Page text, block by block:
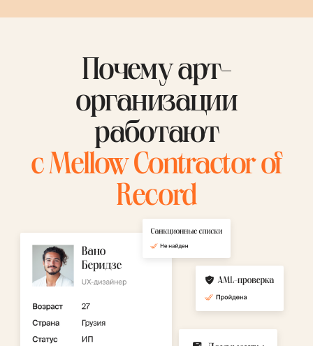
Почему арт-
организации
работают
с Mellow Contractor of
Record